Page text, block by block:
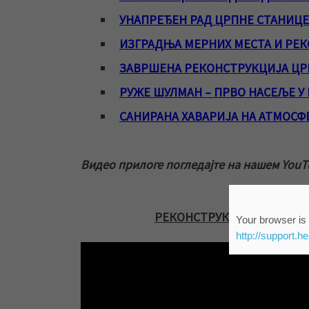
УНАПРЕЂЕН РАД ЦРПНЕ
ИЗГРАДЊА МЕРНИХ МЕСТА И
ЗАВРШЕНА РЕКОНСТРУКЦИЈА
РУЖЕ ШУЛМАН – ПРВО НАСЕЉЕ
САНИРАНА ХАВАРИЈА НА
Видео прилоге погледајте на нашем
РЕКОНСТРУКЦИЈАYour browser
http://